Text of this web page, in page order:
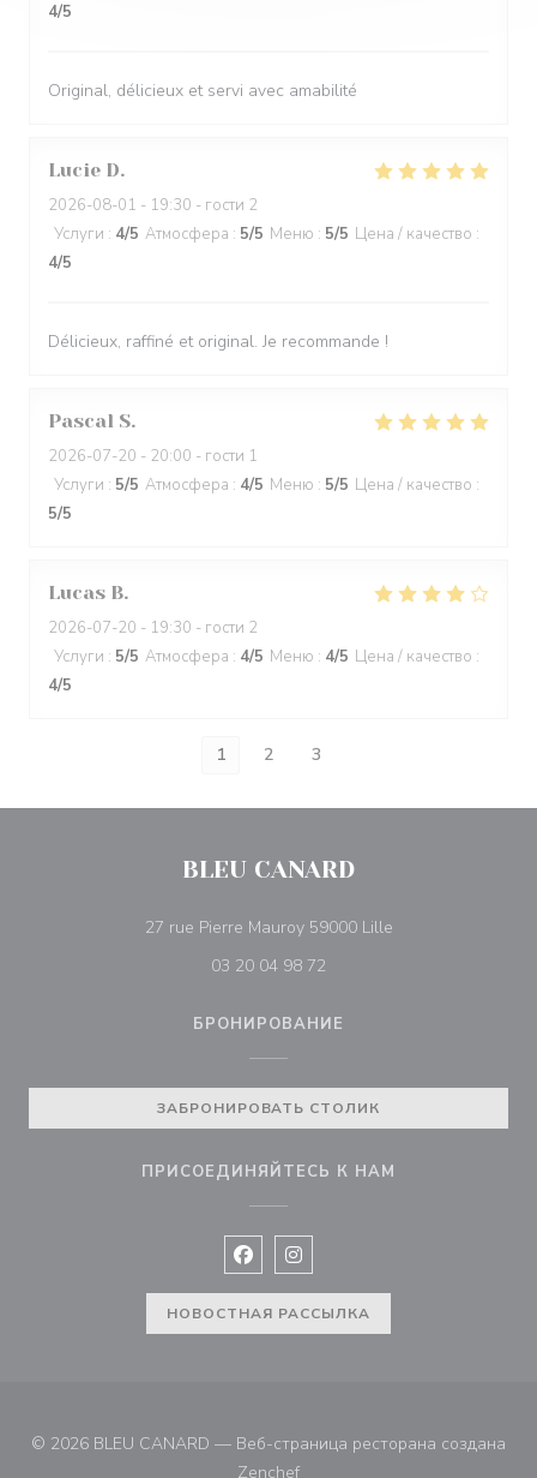
4/5
Original, délicieux et servi avec amabilité
Lucie D
2026-08-01 - 19:30 - гости 2
Услуги : 4/5 Атмосфера : 5/5 Меню : 5/5 Цена / качество :
4/5
Délicieux, raffiné et original. Je recommande !
Pascal S
2026-07-20 - 20:00 - гости 1
Услуги : 5/5 Атмосфера : 4/5 Меню : 5/5 Цена / качество :
5/5
Lucas B
2026-07-20 - 19:30 - гости 2
Услуги : 5/5 Атмосфера : 4/5 Меню : 4/5 Цена / качество :
4/5
1 2 3
BLEU CANARD
27 rue Pierre Mauroy 59000 Lille((открывается в
03 20 04 98 72
БРОНИРОВАНИЕ
ЗАБРОНИРОВАТЬ СТОЛИК
ПРИСОЕДИНЯЙТЕСЬ К НАМ
Facebook ((открывается в новом
Instagram ((открывается в
НОВОСТНАЯ РАССЫЛКА
© 2026 BLEU CANARD — Веб-страница ресторана создана
Zenchef((открывается в новом окне))